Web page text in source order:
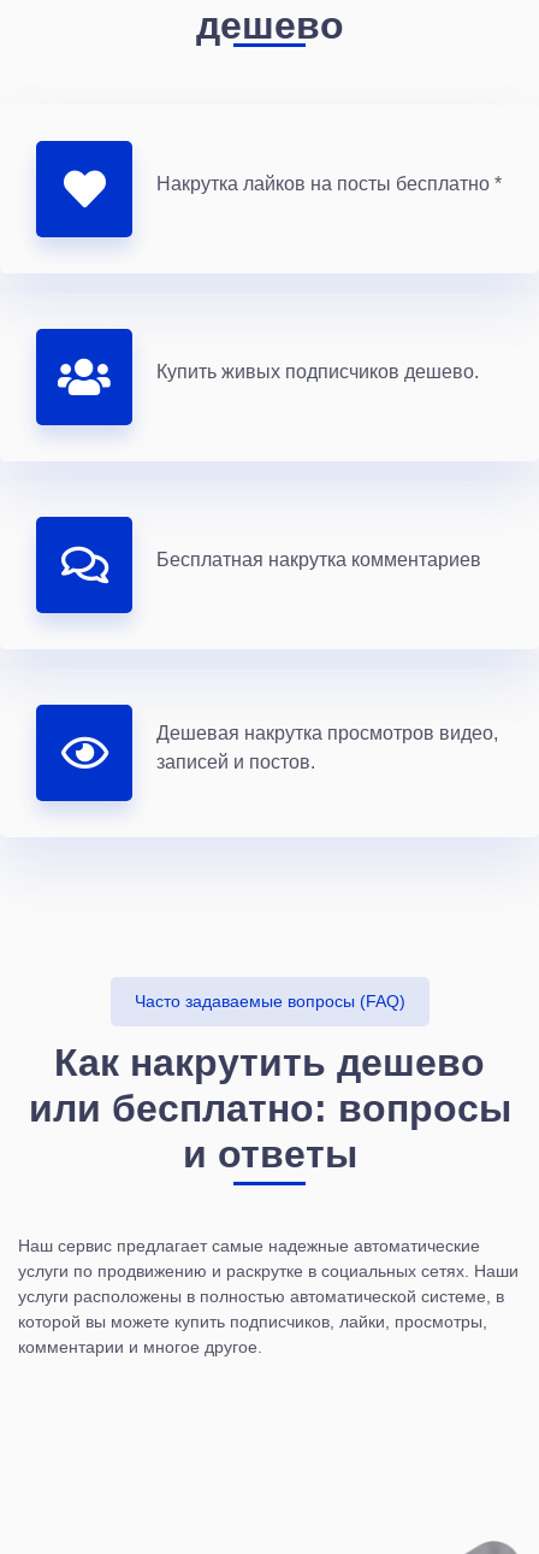
дешево
Накрутка лайков на посты бесплатно *
Купить живых подписчиков дешево.
Бесплатная накрутка комментариев
Дешевая накрутка просмотров видео,
записей и постов.
Часто задаваемые вопросы (FAQ)
Как накрутить дешево
или бесплатно: вопросы
и ответы
Наш сервис предлагает самые надежные автоматические
услуги по продвижению и раскрутке в социальных сетях. Наши
услуги расположены в полностью автоматической системе, в
которой вы можете купить подписчиков, лайки, просмотры,
комментарии и многое другое.